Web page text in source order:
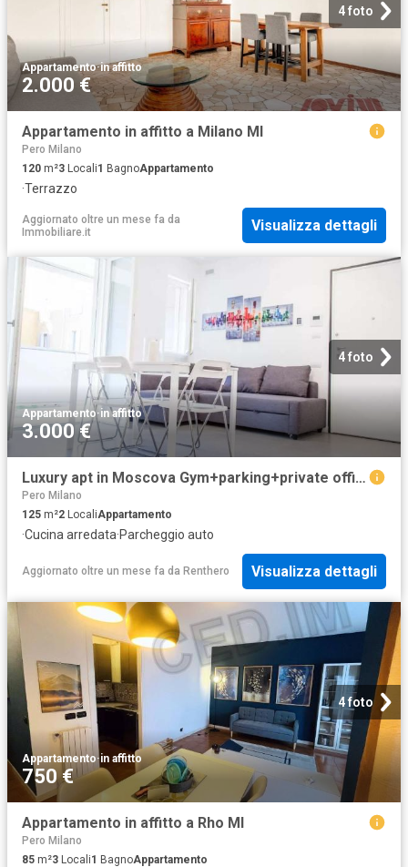
4 foto
Appartamento·in affitto
2.000 €
Appartamento in affitto a Milano MI
Pero Milano
120 m²3 Locali1 BagnoAppartamento
·Terrazzo
Aggiornato oltre un mese fa da
Immobiliare.it
Visualizza dettagli
4 foto
Appartamento·in affitto
3.000 €
Luxury apt in Moscova Gym+parking+private office
Pero Milano
125 m²2 LocaliAppartamento
·Cucina arredata·Parcheggio auto
Aggiornato oltre un mese fa da Renthero Visualizza dettagli
4 foto
Appartamento·in affitto
750 €
Appartamento in affitto a Rho MI
Pero Milano
85 m²3 Locali1 BagnoAppartamento